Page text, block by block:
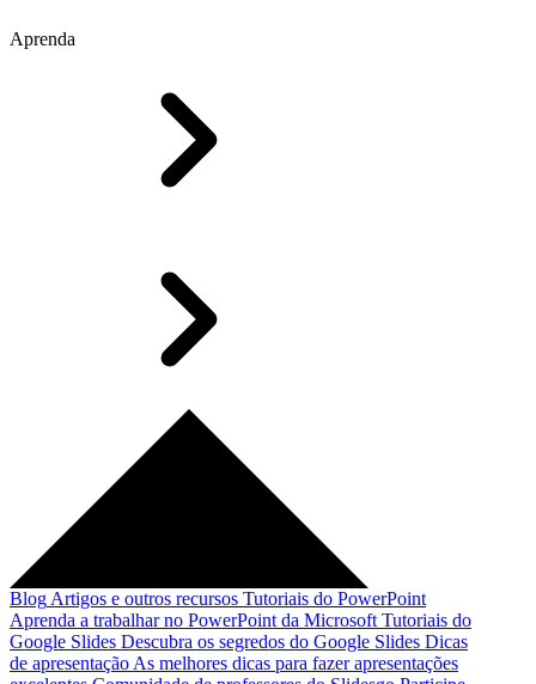
Aprenda
Blog Artigos e outros recursos Tutoriais do PowerPoint
Aprenda a trabalhar no PowerPoint da Microsoft Tutoriais do
Google Slides Descubra os segredos do Google Slides Dicas
de apresentação As melhores dicas para fazer apresentações